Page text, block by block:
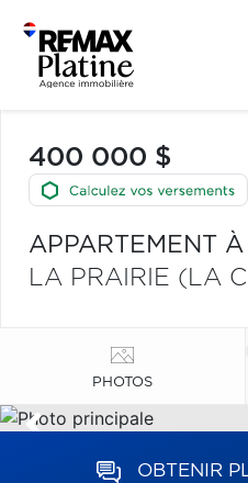
400 000 $
APPARTEMENT
LA PRAIRIE (LA
PHOTOS
OBTENIR